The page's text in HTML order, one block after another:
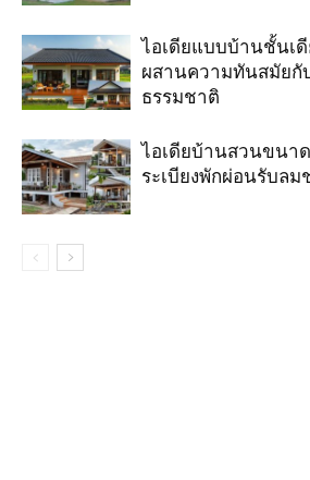
ไอเดียแบบบ้านชั้นเ
ผสานความทันสมัยกั
ธรรมชาติ
ไอเดียบ้านสวนขนา
ระเบียงพักผ่อนรับลม